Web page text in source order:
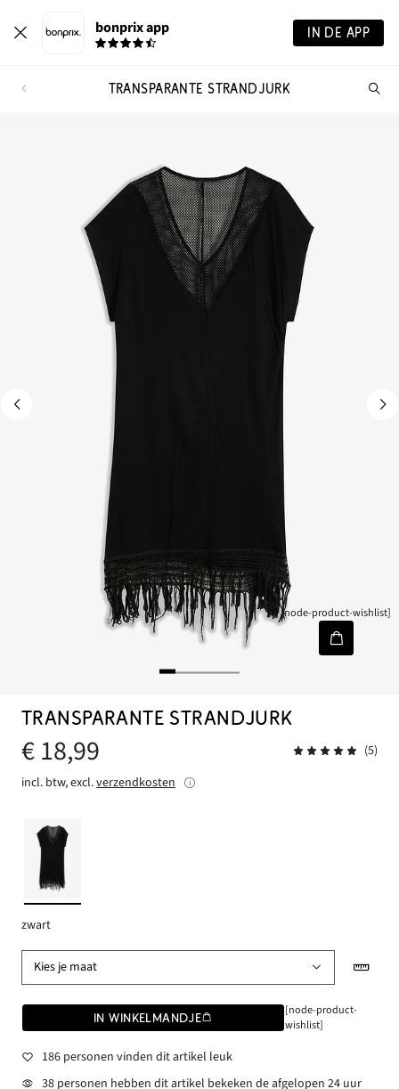
bonprix app IN DE APP
TRANSPARANTE STRANDJURK
[node-product-wishlist]
TRANSPARANTE STRANDJURK
€ 18,99
(5)
incl. btw, excl.verzendkosten
zwart
Kies je maat
IN WINKELMANDJE
[node-product-
wishlist]
186 personen vinden dit artikel leuk
38 personen hebben dit artikel bekeken de afgelopen 24 uur